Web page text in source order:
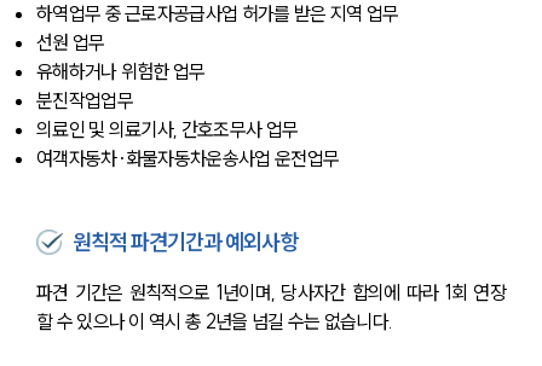
하역업무 중 근로자공급사업 허가를 받은 지역 업무
선원 업무
유해하거나 위험한 업무
분진작업업무
의료인 및 의료기사, 간호조무사 업무
여객자동차·화물자동차운송사업 운전업무
원칙적 파견기간과 예외사항
파견 기간은 원칙적으로 1년이며, 당사자간 합의에 따라 1회 연장
할 수 있으나 이 역시 총 2년을 넘길 수는 없습니다.